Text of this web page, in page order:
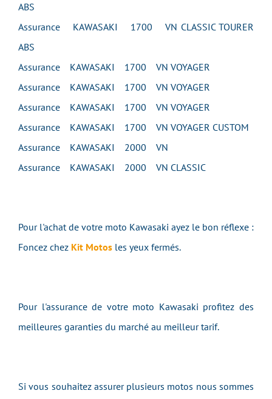
ABS
Assurance KAWASAKI 1700 VN CLASSIC TOURER
ABS
Assurance KAWASAKI 1700 VN VOYAGER
Assurance KAWASAKI 1700 VN VOYAGER
Assurance KAWASAKI 1700 VN VOYAGER
Assurance KAWASAKI 1700 VN VOYAGER CUSTOM
Assurance KAWASAKI 2000 VN
Assurance KAWASAKI 2000 VN CLASSIC
Pour l'achat de votre moto Kawasaki ayez le bon réflexe :
Foncez chez Kit Motos les yeux fermés.
Pour l'assurance de votre moto Kawasaki profitez des
meilleures garanties du marché au meilleur tarif.
Si vous souhaitez assurer plusieurs motos nous sommes